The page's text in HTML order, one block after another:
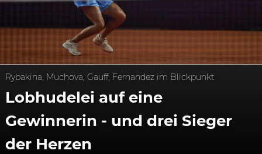
Rybakina, Muchova, Gauff, Fernandez im Blickpunkt
Lobhudelei auf eine
Gewinnerin - und drei Sieger
der Herzen